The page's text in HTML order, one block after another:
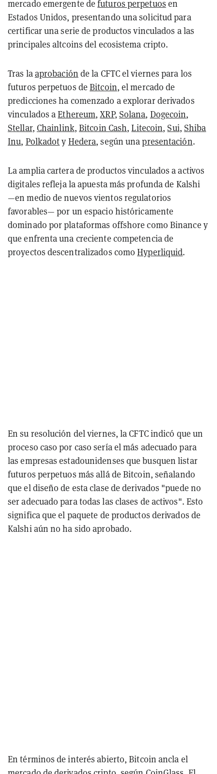
mercado emergente defuturos perpetuos en
Estados Unidos, presentando una solicitud para
certificar una serie de productos vinculados a las
principales altcoins del ecosistema cripto.
Tras laaprobación de la CFTC el viernes para los
futuros perpetuos deBitcoin, el mercado de
predicciones ha comenzado a explorar derivados
vinculados aEthereum,XRP, Solana, Dogecoin,
Stellar, Chainlink,Bitcoin Cash,Litecoin,Sui, Shiba
Inu, Polkadoty Hedera, según unapresentación.
La amplia cartera de productos vinculados a activos
digitales refleja la apuesta más profunda de Kalshi
—en medio de nuevos vientos regulatorios
favorables— por un espacio históricamente
dominado por plataformas offshore como Binance y
que enfrenta una creciente competencia de
proyectos descentralizados comoHyperliquid.
En su resolución del viernes, la CFTC indicó que un
proceso caso por caso sería el más adecuado para
las empresas estadounidenses que busquen listar
futuros perpetuos más allá de Bitcoin, señalando
que el diseño de esta clase de derivados "puede no
ser adecuado para todas las clases de activos". Esto
significa que el paquete de productos derivados de
Kalshi aún no ha sido aprobado.
En términos de interés abierto, Bitcoin ancla el